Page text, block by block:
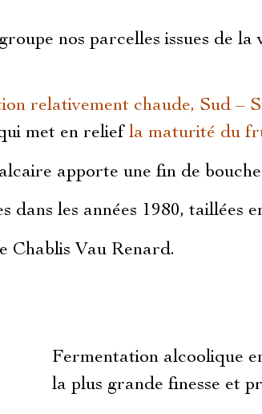
nos parcelles issues de
relativement chaude, Sud –
met en relief la maturité du
apporte une fin de
dans les années 1980, taillées
Chablis Vau Renard.
Fermentation alcoolique
la plus grande finesse et